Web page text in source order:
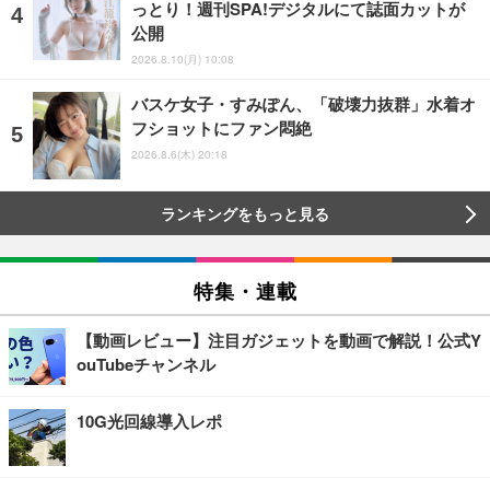
っとり！週刊SPA!デジタルにて誌面カットが
公開
2026.8.10(月) 10:08
バスケ女子・すみぽん、「破壊力抜群」水着オ
フショットにファン悶絶
2026.8.6(木) 20:18
ランキングをもっと見る
特集・連載
【動画レビュー】注目ガジェットを動画で解説！公式Y
ouTubeチャンネル
10G光回線導入レポ